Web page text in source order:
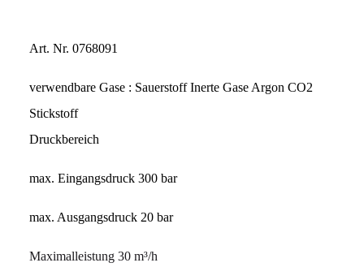
Art. Nr. 0768091
verwendbare Gase : Sauerstoff Inerte Gase Argon CO2
Stickstoff
Druckbereich
max. Eingangsdruck 300 bar
max. Ausgangsdruck 20 bar
Maximalleistung 30 m³/h